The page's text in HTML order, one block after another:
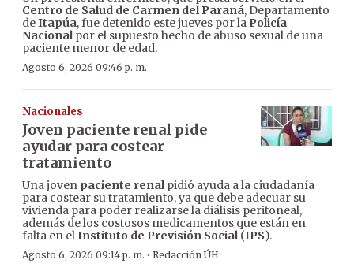
Centro de Salud de Carmen del Paraná, Departamento
deItapúa, fue detenido este jueves por la Policía
Nacionalpor el supuesto hecho de abuso sexual de una
paciente menor de edad.
Agosto 6, 2026 09:46 p. m.
Nacionales
Joven paciente renal pide
ayudar para costear
tratamiento
Una joven paciente renalpidió ayuda a la ciudadanía
para costear su tratamiento, ya que debe adecuar su
vivienda para poder realizarse la diálisis peritoneal,
además de los costosos medicamentos que están en
falta en elInstituto de Previsión Social(IPS).
Agosto 6, 2026 09:14 p. m. · Redacción ÚH